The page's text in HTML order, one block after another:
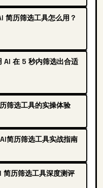
历筛选工具怎么用？
在 5 秒内筛选出合适
筛选工具的实操体验
简历筛选工具实战指南
历筛选工具深度测评